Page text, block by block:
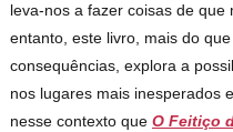
leva-nos a fazer coisas de
entanto, este livro, mais do
consequências, explora a
nos lugares mais inesperados
nesse contexto queO Feitiço